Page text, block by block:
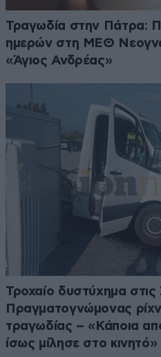
Τραγωδία στην Πάτρα:
ημερών στη ΜΕΘ
«Άγιος Ανδρέας»
Τροχαίο δυστύχημα στις
Πραγματογνώμονας
τραγωδίας – «Κάποια
ίσως μίλησε στο κινητό»